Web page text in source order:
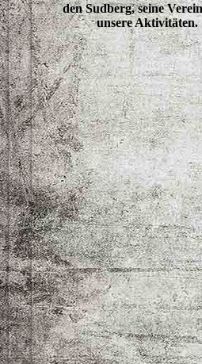
den Sudberg, seine
unsere Aktivitäten.